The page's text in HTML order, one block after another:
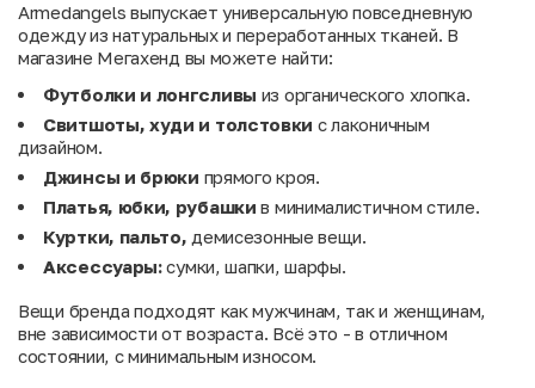
Armedangels выпускает универсальную повседневную
одежду из натуральных и переработанных тканей. В
магазине Мегахенд вы можете найти:
Футболки и лонгсливы из органического хлопка.
Свитшоты, худи и толстовки с лаконичным
дизайном.
Джинсы и брюки прямого кроя.
Платья, юбки, рубашкив минималистичном стиле.
Куртки, пальто, демисезонные вещи.
Аксессуары:сумки, шапки, шарфы.
Вещи бренда подходят как мужчинам, так и женщинам,
вне зависимости от возраста. Всё это - в отличном
состоянии, с минимальным износом.